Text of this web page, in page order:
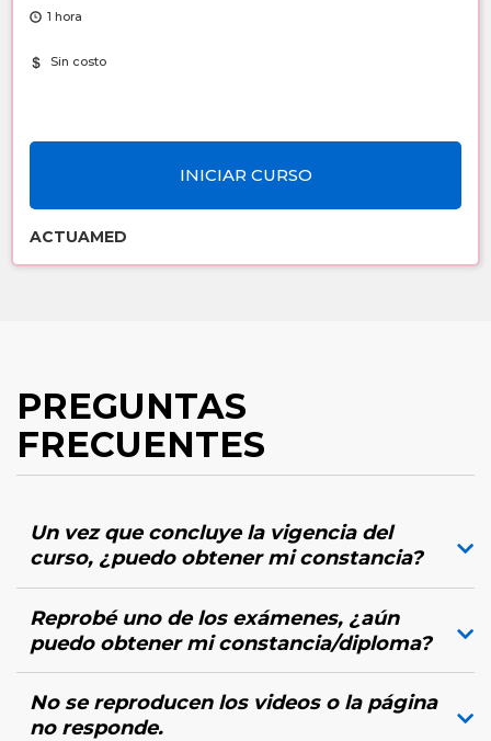
1 hora
Sin costo
INICIAR CURSO
ACTUAMED
PREGUNTAS
FRECUENTES
Un vez que concluye la vigencia del
curso, ¿puedo obtener mi constancia?
Reprobé uno de los exámenes, ¿aún
puedo obtener mi constancia/diploma?
No se reproducen los videos o la página
no responde.